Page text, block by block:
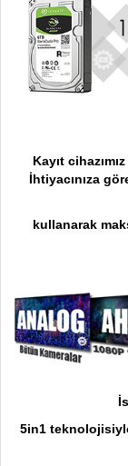
Kayıt
İhtiyacınıza
kullanarak
5in1